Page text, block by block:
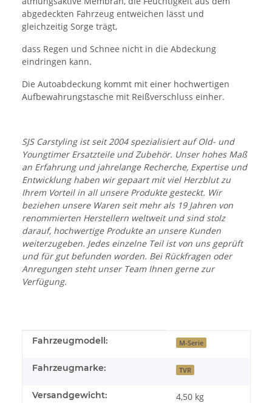
abgedeckten Fahrzeug entweichen lässt und
gleichzeitig Sorge trägt,
dass Regen und Schnee nicht in die Abdeckung
eindringen kann.
Die Autoabdeckung kommt mit einer hochwertigen
Aufbewahrungstasche mit Reißverschluss einher.
SJS Carstyling ist seit 2004 spezialisiert auf Old- und
Youngtimer Ersatzteile und Zubehör. Unser hohes Maß
an Erfahrung und jahrelange Recherche, Expertise und
Entwicklung haben wir gepaart mit viel Herzblut zu
Ihrem Vorteil in all unsere Produkte gesteckt. Wir
beziehen unsere Waren seit mehr als 19 Jahren von
renommierten Herstellern weltweit und sind stolz
darauf, hochwertige Produkte an unsere Kunden
weiterzugeben. Jedes einzelne Teil ist von uns geprüft
und für gut befunden worden. Bei Rückfragen oder
Anregungen steht unser Team Ihnen gerne zur
Verfügung.
Produkteigenschaft
Wert
Fahrzeugmodell: M-Serie
Fahrzeugmarke: TVR
Versandgewicht: 4,50 kg